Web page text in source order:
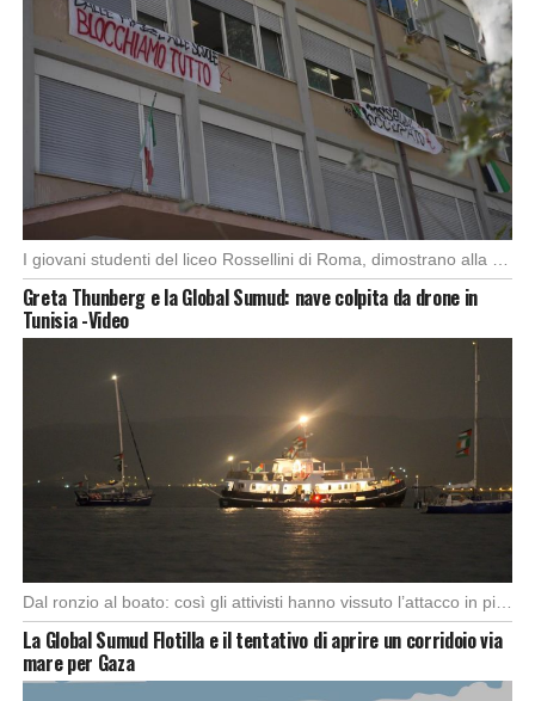
Greta Thunberg e la Global Sumud: nave colpita da drone in
Tunisia -Video
Dal ronzio al boato: così gli attivisti hanno vissuto l’attacco in piena notte. Nella notte […]
La Global Sumud Flotilla e il tentativo di aprire un corridoio via
mare per Gaza